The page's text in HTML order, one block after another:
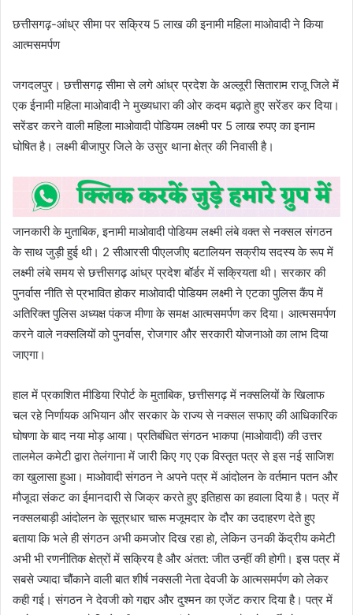
छत्तीसगढ़-आंध्र सीमा पर सक्रिय 5 लाख की इनामी महिला माओवादी ने किया
आत्मसमर्पण
जगदलपुर। छत्तीसगढ़ सीमा से लगे आंध्र प्रदेश के अल्लूरी सिताराम राजू जिले में
एक ईनामी महिला माओवादी ने मुख्यधारा की ओर कदम बढ़ाते हुए सरेंडर कर दिया।
सरेंडर करने वाली महिला माओवादी पोडियम लक्ष्मी पर 5 लाख रुपए का इनाम
घोषित है। लक्ष्मी बीजापुर जिले के उसुर थाना क्षेत्र की निवासी है।
जानकारी के मुताबिक, इनामी माओवादी पोडियम लक्ष्मी लंबे वक्त से नक्सल संगठन
के साथ जुड़ी हुई थी। 2 सीआरसी पीएलजीए बटालियन सक्रीय सदस्य के रूप में
लक्ष्मी लंबे समय से छत्तीसगढ़ आंध्र प्रदेश बॉर्डर में सक्रियता थी। सरकार की
पुनर्वास नीति से प्रभावित होकर माओवादी पोडियम लक्ष्मी ने एटका पुलिस कैंप में
अतिरिक्त पुलिस अध्यक्ष पंकज मीणा के समक्ष आत्मसमर्पण कर दिया। आत्मसमर्पण
करने वाले नक्सलियों को पुनर्वास, रोजगार और सरकारी योजनाओ का लाभ दिया
जाएगा।
हाल में प्रकाशित मीडिया रिपोर्ट के मुताबिक, छत्तीसगढ़ में नक्सलियों के खिलाफ
चल रहे निर्णायक अभियान और सरकार के राज्य से नक्सल सफाए की आधिकारिक
घोषणा के बाद नया मोड़ आया। प्रतिबंधित संगठन भाकपा (माओवादी) की उत्तर
तालमेल कमेटी द्वारा तेलंगाना में जारी किए गए एक विस्तृत पत्र से इस नई साजिश
का खुलासा हुआ। माओवादी संगठन ने अपने पत्र में आंदोलन के वर्तमान पतन और
मौजूदा संकट का ईमानदारी से जिक्र करते हुए इतिहास का हवाला दिया है। पत्र में
नक्सलबाड़ी आंदोलन के सूत्रधार चारू मजूमदार के दौर का उदाहरण देते हुए
बताया कि भले ही संगठन अभी कमजोर दिख रहा हो, लेकिन उनकी केंद्रीय कमेटी
अभी भी रणनीतिक क्षेत्रों में सक्रिय है और अंतत: जीत उन्हीं की होगी। इस पत्र में
सबसे ज्यादा चौंकाने वाली बात शीर्ष नक्सली नेता देवजी के आत्मसमर्पण को लेकर
कही गई। संगठन ने देवजी को गद्दार और दुश्मन का एजेंट करार दिया है। पत्र में